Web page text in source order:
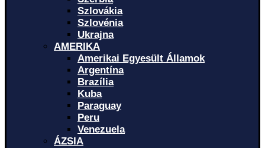
Szlovákia
Szlovénia
Ukrajna
AMERIKA
Amerikai Egyesült Államok
Argentína
Brazília
Kuba
Paraguay
Peru
Venezuela
ÁZSIA